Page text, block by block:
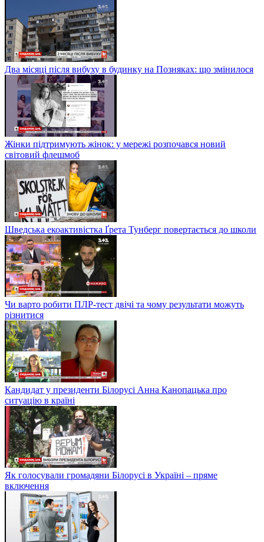
Два місяці після вибуху в будинку на Позняках: що змінилося
Жінки підтримують жінок: у мережі розпочався новий
світовий флешмоб
Шведська екоактивістка Ґрета Тунберг повертається до школи
Чи варто робити ПЛР-тест двічі та чому результати можуть
різнитися
Кандидат у президенти Білорусі Анна Канопацька про
ситуацію в країні
Як голосували громадяни Білорусі в Україні – пряме
включення